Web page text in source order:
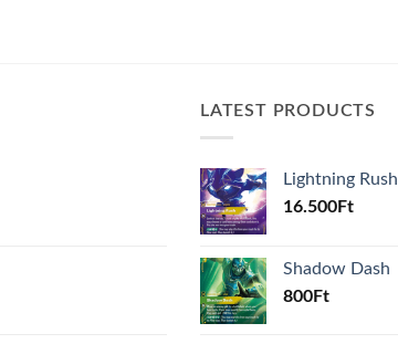
LATEST PRODUCTS
Lightning Rush
16.500Ft
Shadow Dash
800Ft